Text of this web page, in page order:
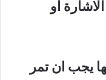
او
يجب ان تمر